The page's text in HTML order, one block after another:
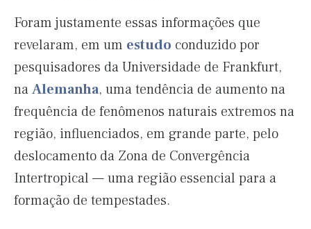
Foram justamente essas informações que
revelaram, em um estudo conduzido por
pesquisadores da Universidade de Frankfurt,
naAlemanha, uma tendência de aumento na
frequência de fenômenos naturais extremos na
região, influenciados, em grande parte, pelo
deslocamento da Zona de Convergência
Intertropical — uma região essencial para a
formação de tempestades.